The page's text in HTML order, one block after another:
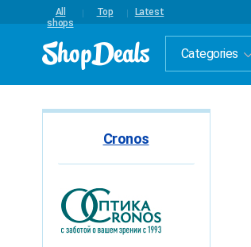
All
shops
Top Latest
Categories
Cronos